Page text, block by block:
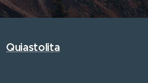
Quiastolita